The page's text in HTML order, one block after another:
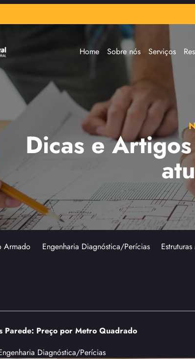
Home Sobre nós Serviços
Dicas e
Armado Engenharia Diagnóstica/Perícias
Parede: Preço por Metro Quadrado
Diagnóstica/Perícias